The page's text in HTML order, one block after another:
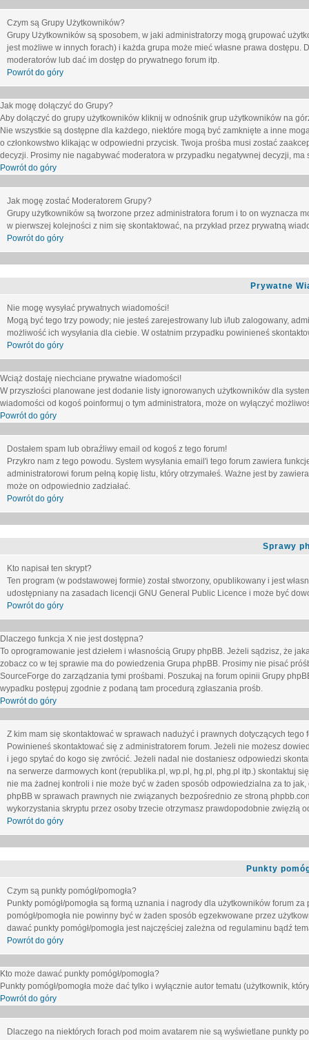
Czym są Grupy Użytkowników?
Grupy Użytkowników są sposobem, w jaki administratorzy mogą grupować
jest możliwe w innych forach) i każda grupa może mieć własne prawa
moderatorów lub dać im dostęp do prywatnego forum itp.
Powrót do góry
Jak mogę dołączyć do Grupy?
Aby dołączyć do grupy użytkowników kliknij w odnośnik grup użytkowników na
Nie wszystkie są dostępne dla każdego, niektóre mogą być zamknięte a inne
o członkowstwo klikając w odpowiedni przycisk. Twoja prośba musi zostać
decyzji. Prosimy nie nagabywać moderatora w przypadku negatywnej decyzji, ma
Powrót do góry
Jak mogę zostać Moderatorem Grupy?
Grupy użytkowników są tworzone przez administratora forum i to on wyznacza
w pierwszej kolejności z nim się skontaktować, na przykład przez prywatną
Powrót do góry
Prywatne
Nie mogę wysyłać prywatnych wiadomości!
Mogą być tego trzy powody; nie jesteś zarejestrowany lub i/lub zalogowany,
możliwość ich wysyłania dla ciebie. W ostatnim przypadku powinieneś
Powrót do góry
Wciąż dostaję niechciane prywatne wiadomości!
W przyszłości planowane jest dodanie listy ignorowanych użytkowników dla
wiadomości od kogoś poinformuj o tym administratora, może on wyłączyć
Powrót do góry
Dostałem spam lub obraźliwy email od kogoś z tego forum!
Przykro nam z tego powodu. System wysyłania email'i tego forum zawiera
administratorowi forum pełną kopię listu, który otrzymałeś. Ważne jest by
może on odpowiednio zadziałać.
Powrót do góry
Sprawy
Kto napisał ten skrypt?
Ten program (w podstawowej formie) został stworzony, opublikowany i jest
udostępniany na zasadach licencji GNU General Public Licence i może być
Powrót do góry
Dlaczego funkcja X nie jest dostępna?
To oprogramowanie jest dziełem i własnością Grupy phpBB. Jeżeli sądzisz, że
zobacz co w tej sprawie ma do powiedzenia Grupa phpBB. Prosimy nie pisać
SourceForge do zarządzania tymi prośbami. Poszukaj na forum opinii Grupy
wypadku postępuj zgodnie z podaną tam procedurą zgłaszania prośb.
Powrót do góry
Z kim mam się skontaktować w sprawach nadużyć i prawnych dotyczących tego
Powinieneś skontaktować się z administratorem forum. Jeżeli nie możesz
i jego spytać do kogo się zwrócić. Jeżeli nadal nie dostaniesz odpowiedzi
na serwerze darmowych kont (republika.pl, wp.pl, hg.pl, phg.pl itp.) skontaktuj
nie ma żadnej kontroli i nie może być w żaden sposób odpowiedzialna za to
phpBB w sprawach prawnych nie związanych bezpośrednio ze stroną
wykorzystania skryptu przez osoby trzecie otrzymasz prawdopodobnie zwięzłą
Powrót do góry
Punkty
Czym są punkty pomógł/pomogła?
Punkty pomógł/pomogła są formą uznania i nagrody dla użytkowników forum
pomógł/pomogła nie powinny być w żaden sposób egzekwowane przez
dawać punkty pomógł/pomogła jest najczęściej zależna od regulaminu bądź
Powrót do góry
Kto może dawać punkty pomógł/pomogła?
Punkty pomógł/pomogła może dać tylko i wyłącznie autor tematu (użytkownik,
Powrót do góry
Dlaczego na niektórych forach pod moim avatarem nie są wyświetlane punkty